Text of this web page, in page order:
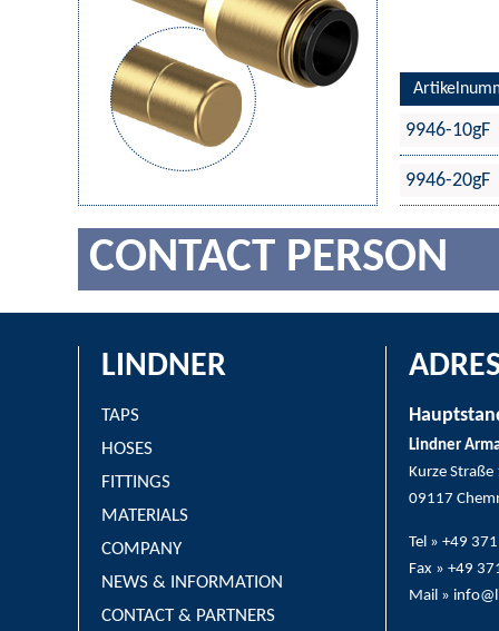
9946-10gF
9946-20gF
CONTACT PERSON
LINDNER
TAPS
HOSES
FITTINGS
MATERIALS
COMPANY
NEWS & INFORMATION
CONTACT & PARTNERS
Lindner
Kurze Straße
09117
Tel » +49
Fax » +49
Mail »